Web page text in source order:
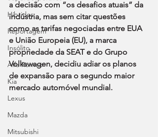
Híbridos
Reportagem
Insólito
Alfa Romeo
Kia
Lexus
Mazda
Mitsubishi
a decisão com “os desafios atuais” da
indústria, mas sem citar questões
como as tarifas negociadas entre EUA
e União Europeia (EU), a marca
propriedade da SEAT e do Grupo
Volkswagen, decidiu adiar os planos
de expansão para o segundo maior
mercado automóvel mundial.